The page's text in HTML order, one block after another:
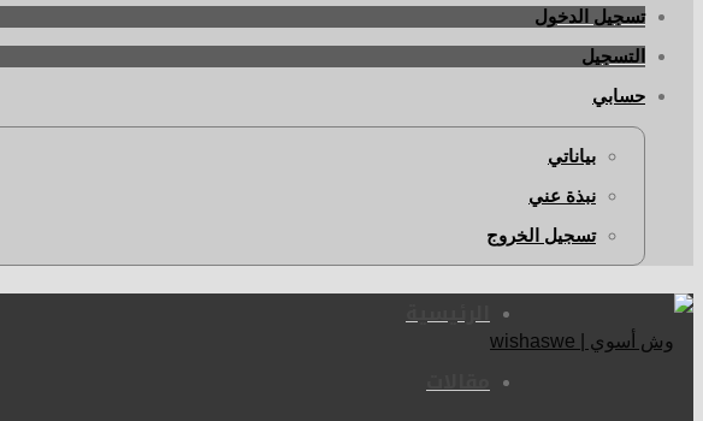
تسجيل الدخول
التسجيل
حسابي
بياناتي
نبذة عني
تسجيل الخروج
الرئيسية
مقالات